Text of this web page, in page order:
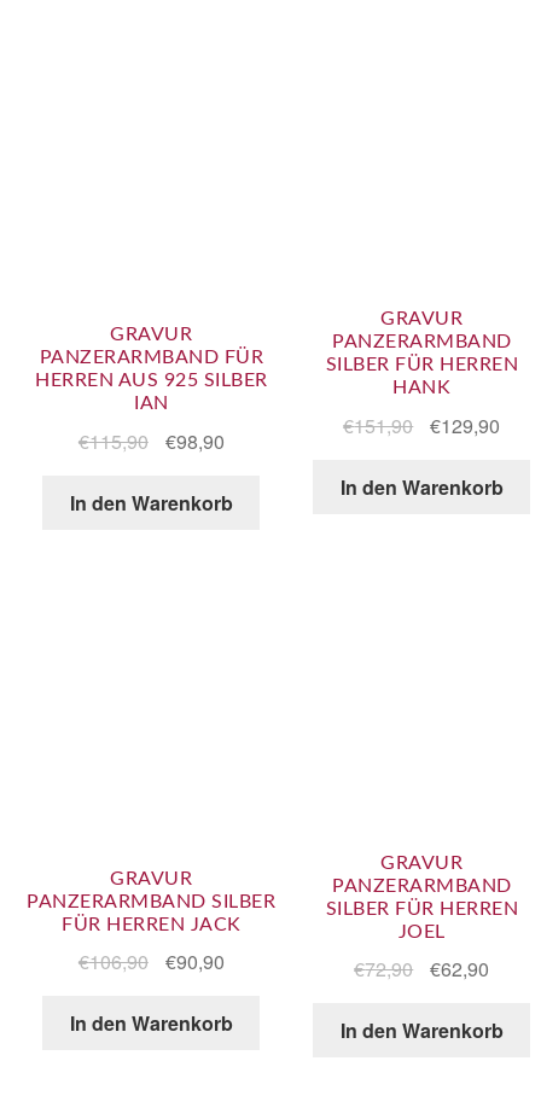
GRAVUR
PANZERARMBAND FÜR
HERREN AUS 925 SILBER
IAN
€115,90 €98,90
In den Warenkorb
GRAVUR
PANZERARMBAND
SILBER FÜR HERREN
HANK
€151,90 €129,90
In den Warenkorb
GRAVUR
PANZERARMBAND SILBER
FÜR HERREN JACK
€106,90 €90,90
In den Warenkorb
GRAVUR
PANZERARMBAND
SILBER FÜR HERREN
JOEL
€72,90 €62,90
In den Warenkorb